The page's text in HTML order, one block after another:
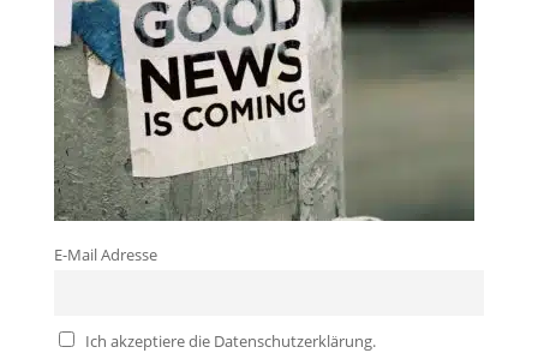
E-Mail Adresse
Ich akzeptiere die Datenschutzerklärung.